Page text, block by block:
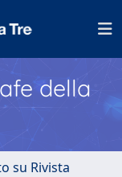
della
su Rivista